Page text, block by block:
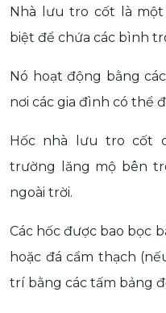
Nhà lưu tro cốt là
biệt để chứa các bình
Nó hoạt động bằng
nơi các gia đình có thể
Hốc nhà lưu tro cốt
trường lăng mộ bên
ngoài trời.
Các hốc được bao bọc
hoặc đá cẩm thạch
trí bằng các tấm bảng